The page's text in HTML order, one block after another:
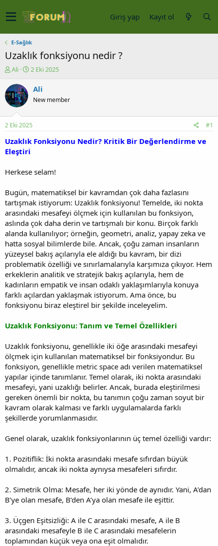
Giriş yap Kayıt ol
E-Sağlık
Uzaklık fonksiyonu nedir ?
K
n
u
y
b
a
ş
a
a
Ali
B
g
ı
ç
i
2 Eki 2025
Ali
New member
2 Eki 2025 #1
Uzaklık Fonksiyonu Nedir? Kritik Bir Değerlendirme ve
Eleştiri
Herkese selam!
Bugün, matematiksel bir kavramdan çok daha fazlasını
tartışmak istiyorum: Uzaklık fonksiyonu! Temelde, iki nokta
arasındaki mesafeyi ölçmek için kullanılan bu fonksiyon,
aslında çok daha derin ve tartışmalı bir konu. Birçok farklı
alanda kullanılıyor; örneğin, geometri, analiz, yapay zeka ve
hatta sosyal bilimlerde bile. Ancak, çoğu zaman insanların
yüzeysel bakış açılarıyla ele aldığı bu kavram, bir dizi
problematik özelliği ve sınırlamalarıyla karşımıza çıkıyor. Hem
erkeklerin analitik ve stratejik bakış açılarıyla, hem de
kadınların empatik ve insan odaklı yaklaşımlarıyla konuya
farklı açılardan yaklaşmak istiyorum. Ama önce, bu
fonksiyonu biraz eleştirel bir şekilde inceleyelim.
Uzaklık Fonksiyonu: Tanım ve Temel Özellikleri
Uzaklık fonksiyonu, genellikle iki öğe arasındaki mesafeyi
ölçmek için kullanılan matematiksel bir fonksiyondur. Bu
fonksiyon, genellikle metric space adı verilen matematiksel
yapılar içinde tanımlanır. Temel olarak, iki nokta arasındaki
mesafeyi, yani uzaklığı belirler. Ancak, burada eleştirilmesi
gereken önemli bir nokta, bu tanımın çoğu zaman soyut bir
kavram olarak kalması ve farklı uygulamalarda farklı
şekillerde yorumlanmasıdır.
Genel olarak, uzaklık fonksiyonlarının üç temel özelliği vardır:
1. Pozitiflik: İki nokta arasındaki mesafe sıfırdan büyük
olmalıdır, ancak iki nokta aynıysa mesafeleri sıfırdır.
2. Simetrik Olma: Mesafe, her iki yönde de aynıdır. Yani, A’dan
B’ye olan mesafe, B’den A’ya olan mesafe ile eşittir.
3. Üçgen Eşitsizliği: A ile C arasındaki mesafe, A ile B
arasındaki mesafeyle B ile C arasındaki mesafelerin
toplamından küçük veya ona eşit olmalıdır.